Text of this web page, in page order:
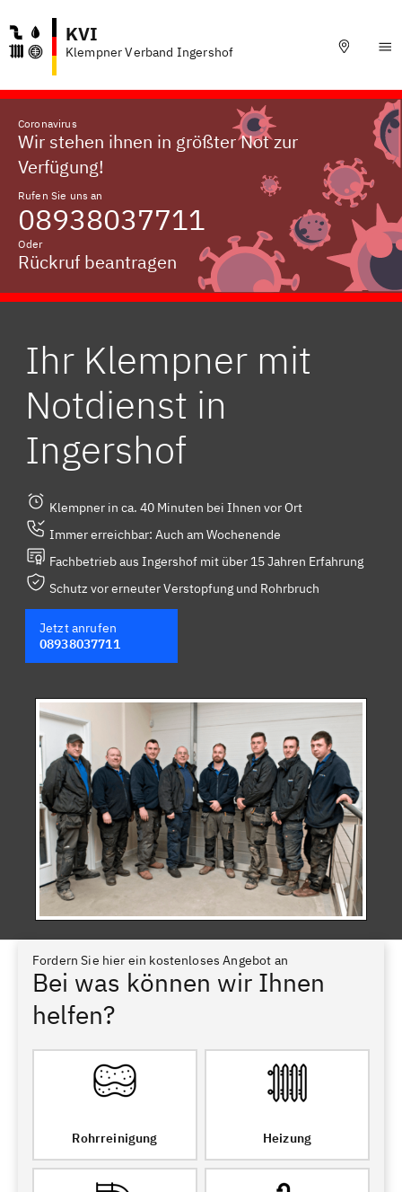
KVI
Klempner Verband Ingershof
Coronavirus
Wir stehen ihnen in größter Not zur
Verfügung!
Rufen Sie uns an
08938037711
Oder
Rückruf beantragen
Ihr Klempner mit
Notdienst in
Ingershof
Klempner in ca. 40 Minuten bei Ihnen vor Ort
Immer erreichbar: Auch am Wochenende
Fachbetrieb aus Ingershof mit über 15 Jahren Erfahrung
Schutz vor erneuter Verstopfung und Rohrbruch
Jetzt anrufen
08938037711
Fordern Sie hier ein kostenloses Angebot an
Bei was können wir Ihnen
helfen?
Rohrreinigung Heizung